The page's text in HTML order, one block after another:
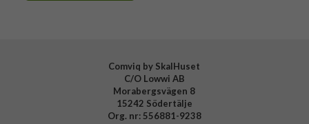
Comviq by SkalHuset
C/O Lowwi AB
Morabergsvägen 8
15242 Södertälje
Org. nr: 556881-9238